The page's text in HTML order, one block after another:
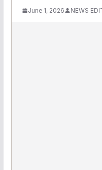
June 1, 2026 NEWS